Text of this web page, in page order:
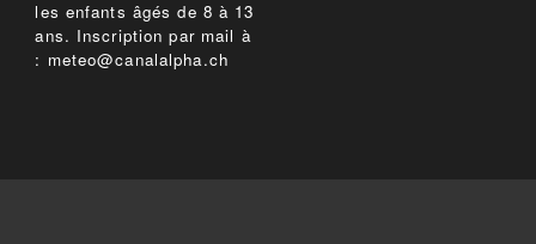
les enfants âgés de 8 à 13
ans. Inscription par mail à
: meteo@canalalpha.ch